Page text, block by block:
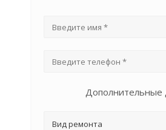
Дополнительные
Вид ремонта